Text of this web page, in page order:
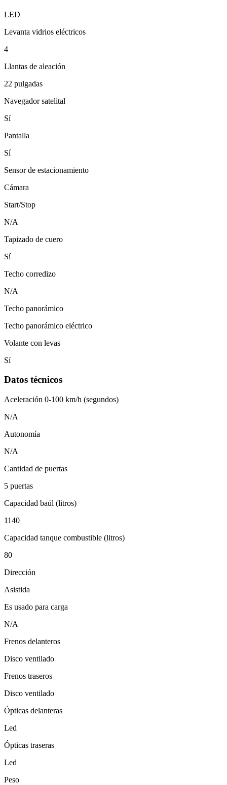
LED
Levanta vidrios eléctricos
4
Llantas de aleación
22 pulgadas
Navegador satelital
Sí
Pantalla
Sí
Sensor de estacionamiento
Cámara
Start/Stop
N/A
Tapizado de cuero
Sí
Techo corredizo
N/A
Techo panorámico
Techo panorámico eléctrico
Volante con levas
Sí
Datos técnicos
Aceleración 0-100 km/h (segundos)
N/A
Autonomía
N/A
Cantidad de puertas
5 puertas
Capacidad baúl (litros)
1140
Capacidad tanque combustible (litros)
80
Dirección
Asistida
Es usado para carga
N/A
Frenos delanteros
Disco ventilado
Frenos traseros
Disco ventilado
Ópticas delanteras
Led
Ópticas traseras
Led
Peso